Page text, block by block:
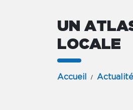
UN
LOCALE
Accueil